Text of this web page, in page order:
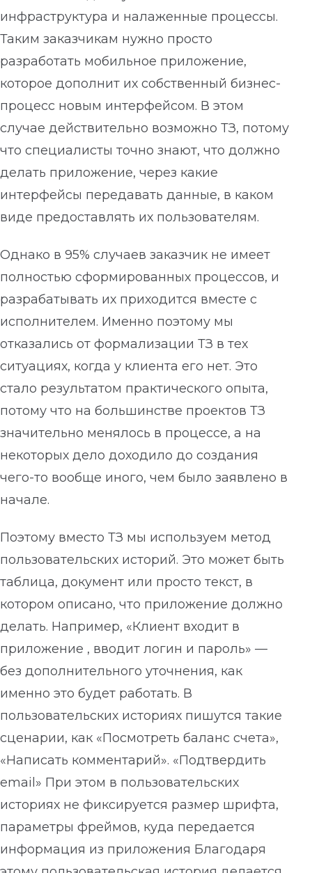
инфраструктура и налаженные процессы.
Таким заказчикам нужно просто
разработать мобильное приложение,
которое дополнит их собственный бизнес-
процесс новым интерфейсом. В этом
случае действительно возможно ТЗ, потому
что специалисты точно знают, что должно
делать приложение, через какие
интерфейсы передавать данные, в каком
виде предоставлять их пользователям.
Однако в 95% случаев заказчик не имеет
полностью сформированных процессов, и
разрабатывать их приходится вместе с
исполнителем. Именно поэтому мы
отказались от формализации ТЗ в тех
ситуациях, когда у клиента его нет. Это
стало результатом практического опыта,
потому что на большинстве проектов ТЗ
значительно менялось в процессе, а на
некоторых дело доходило до создания
чего-то вообще иного, чем было заявлено в
начале.
Поэтому вместо ТЗ мы используем метод
пользовательских историй. Это может быть
таблица, документ или просто текст, в
котором описано, что приложение должно
делать. Например, «Клиент входит в
приложение , вводит логин и пароль» —
без дополнительного уточнения, как
именно это будет работать. В
пользовательских историях пишутся такие
сценарии, как «Посмотреть баланс счета»,
«Написать комментарий». «Подтвердить
email» При этом в пользовательских
историях не фиксируется размер шрифта,
параметры фреймов, куда передается
информация из приложения Благодаря